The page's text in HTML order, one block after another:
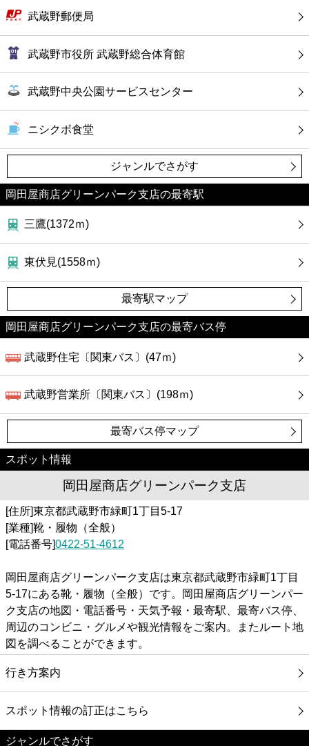
武蔵野郵便局
武蔵野市役所 武蔵野総合体育館
武蔵野中央公園サービスセンター
ニシクボ食堂
ジャンルでさがす
岡田屋商店グリーンパーク支店の最寄駅
三鷹(1372ｍ)
東伏見(1558ｍ)
最寄駅マップ
岡田屋商店グリーンパーク支店の最寄バス停
武蔵野住宅〔関東バス〕(47ｍ)
武蔵野営業所〔関東バス〕(198ｍ)
最寄バス停マップ
スポット情報
岡田屋商店グリーンパーク支店
[住所]東京都武蔵野市緑町1丁目5-17
[業種]靴・履物（全般）
[電話番号]0422-51-4612
岡田屋商店グリーンパーク支店は東京都武蔵野市緑町1丁目
5-17にある靴・履物（全般）です。岡田屋商店グリーンパー
ク支店の地図・電話番号・天気予報・最寄駅、最寄バス停、
周辺のコンビニ・グルメや観光情報をご案内。またルート地
図を調べることができます。
行き方案内
スポット情報の訂正はこちら
ジャンルでさがす